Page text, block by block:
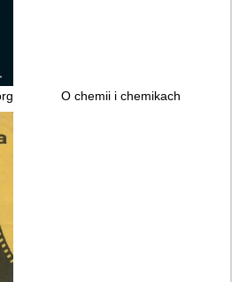
1,
O chemii i chemikach